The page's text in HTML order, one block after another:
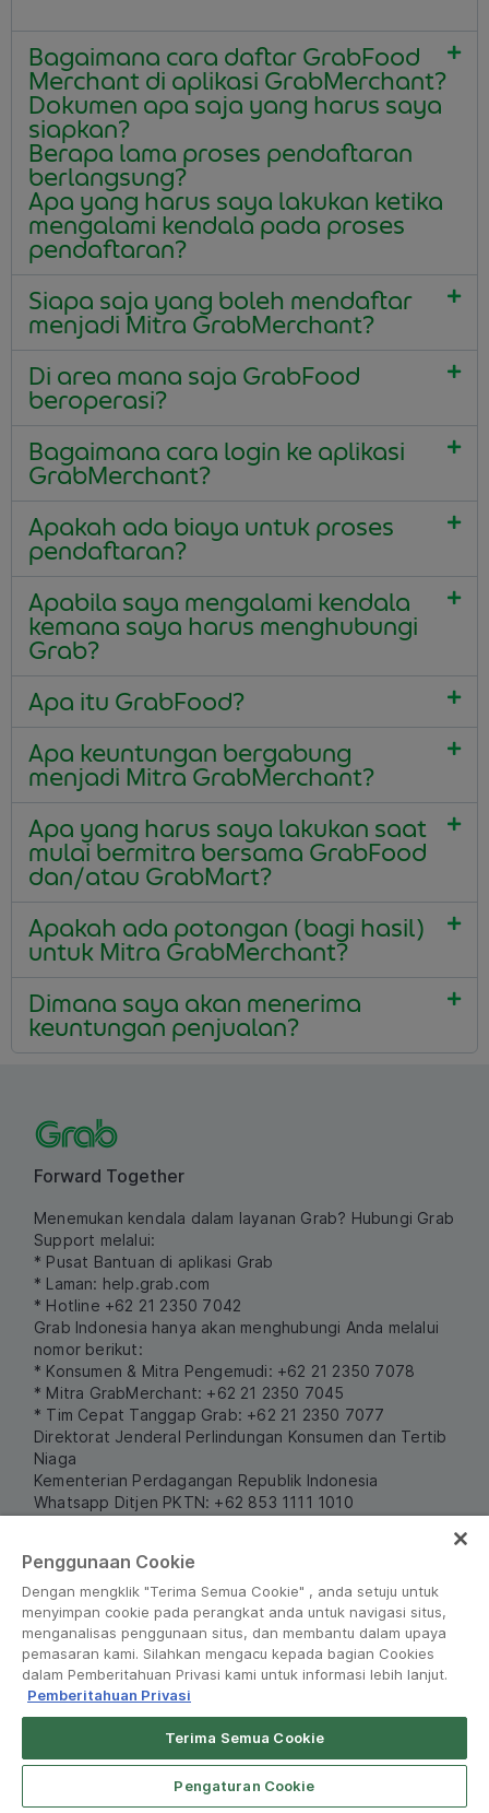
Bagaimana cara daftar GrabFood
Merchant di aplikasi GrabMerchant?
Dokumen apa saja yang harus saya
siapkan?
Berapa lama proses pendaftaran
berlangsung?
Apa yang harus saya lakukan ketika
mengalami kendala pada proses
pendaftaran?
Siapa saja yang boleh mendaftar
menjadi Mitra GrabMerchant?
Di area mana saja GrabFood
beroperasi?
Bagaimana cara login ke aplikasi
GrabMerchant?
Apakah ada biaya untuk proses
pendaftaran?
Apabila saya mengalami kendala
kemana saya harus menghubungi
Grab?
Apa itu GrabFood?
Apa keuntungan bergabung
menjadi Mitra GrabMerchant?
Apa yang harus saya lakukan saat
mulai bermitra bersama GrabFood
dan/atau GrabMart?
Apakah ada potongan (bagi hasil)
untuk Mitra GrabMerchant?
Dimana saya akan menerima
keuntungan penjualan?
Forward Together
Menemukan kendala dalam layanan Grab? Hubungi Grab
Support melalui:
* Pusat Bantuan di aplikasi Grab
* Laman: help.grab.com
* Hotline +62 21 2350 7042
Grab Indonesia hanya akan menghubungi Anda melalui
nomor berikut:
* Konsumen & Mitra Pengemudi: +62 21 2350 7078
* Mitra GrabMerchant: +62 21 2350 7045
* Tim Cepat Tanggap Grab: +62 21 2350 7077
Direktorat Jenderal Perlindungan Konsumen dan Tertib
Niaga
Kementerian Perdagangan Republik Indonesia
Whatsapp Ditjen PKTN: +62 853 1111 1010
Follow us and keep updated!
Indonesia
GrabMerchant for Android Open App
Penggunaan Cookie
Dengan mengklik "Terima Semua Cookie" , anda setuju untuk
menyimpan cookie pada perangkat anda untuk navigasi situs,
menganalisas penggunaan situs, dan membantu dalam upaya
pemasaran kami. Silahkan mengacu kepada bagian Cookies
dalam Pemberitahuan Privasi kami untuk informasi lebih lanjut.
Pemberitahuan Privasi
Terima Semua Cookie
Pengaturan Cookie